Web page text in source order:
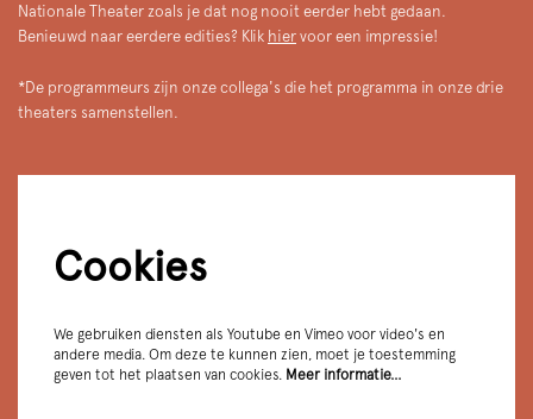
Nationale Theater zoals je dat nog nooit eerder hebt gedaan.
Benieuwd naar eerdere edities? Klik hier voor een impressie!
*De programmeurs zijn onze collega's die het programma in onze drie
theaters samenstellen.
Cookies
We gebruiken diensten als Youtube en Vimeo voor video's en
andere media. Om deze te kunnen zien, moet je toestemming
geven tot het plaatsen van cookies. Meer informatie…